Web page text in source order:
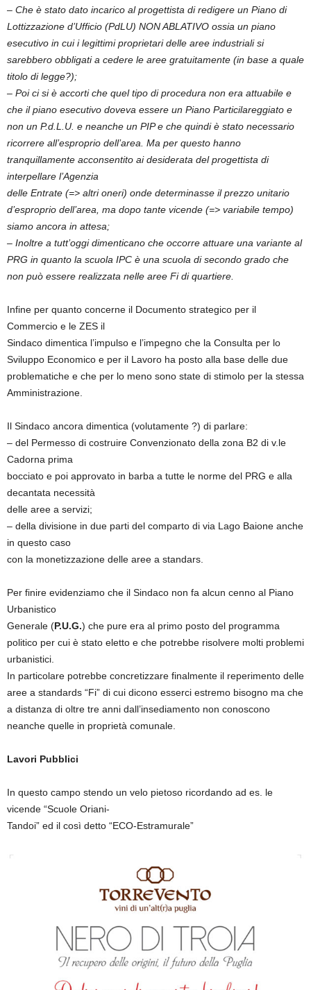
– Che è stato dato incarico al progettista di redigere un Piano di
Lottizzazione d’Ufficio (PdLU) NON ABLATIVO ossia un piano
esecutivo in cui i legittimi proprietari delle aree industriali si
sarebbero obbligati a cedere le aree gratuitamente (in base a quale
titolo di legge?);
– Poi ci si è accorti che quel tipo di procedura non era attuabile e
che il piano esecutivo doveva essere un Piano Particilareggiato e
non un P.d.L.U. e neanche un PIP e che quindi è stato necessario
ricorrere all’esproprio dell’area. Ma per questo hanno
tranquillamente acconsentito ai desiderata del progettista di
interpellare l’Agenzia
delle Entrate (=> altri oneri) onde determinasse il prezzo unitario
d’esproprio dell’area, ma dopo tante vicende (=> variabile tempo)
siamo ancora in attesa;
– Inoltre a tutt’oggi dimenticano che occorre attuare una variante al
PRG in quanto la scuola IPC è una scuola di secondo grado che
non può essere realizzata nelle aree Fi di quartiere.
Infine per quanto concerne il Documento strategico per il
Commercio e le ZES il
Sindaco dimentica l’impulso e l’impegno che la Consulta per lo
Sviluppo Economico e per il Lavoro ha posto alla base delle due
problematiche e che per lo meno sono state di stimolo per la stessa
Amministrazione.
Il Sindaco ancora dimentica (volutamente ?) di parlare:
– del Permesso di costruire Convenzionato della zona B2 di v.le
Cadorna prima
bocciato e poi approvato in barba a tutte le norme del PRG e alla
decantata necessità
delle aree a servizi;
– della divisione in due parti del comparto di via Lago Baione anche
in questo caso
con la monetizzazione delle aree a standars.
Per finire evidenziamo che il Sindaco non fa alcun cenno al Piano
Urbanistico
Generale (P.U.G.) che pure era al primo posto del programma
politico per cui è stato eletto e che potrebbe risolvere molti problemi
urbanistici.
In particolare potrebbe concretizzare finalmente il reperimento delle
aree a standards “Fi” di cui dicono esserci estremo bisogno ma che
a distanza di oltre tre anni dall’insediamento non conoscono
neanche quelle in proprietà comunale.
Lavori Pubblici
In questo campo stendo un velo pietoso ricordando ad es. le
vicende “Scuole Oriani-
Tandoi” ed il così detto “ECO-Estramurale”